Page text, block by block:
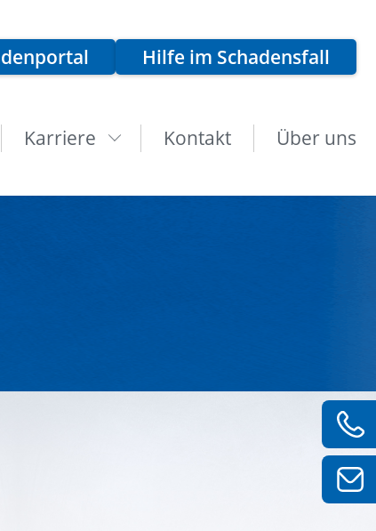
Hilfe im Schadensfall
Karriere Kontakt Über uns